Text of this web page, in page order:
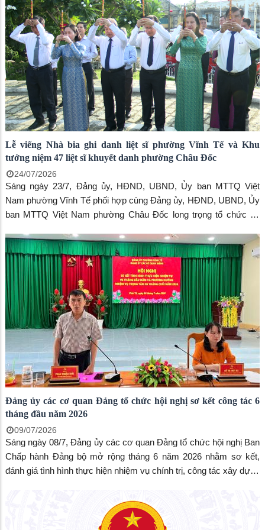
Lễ viếng Nhà bia ghi danh liệt sĩ phường Vĩnh Tế và Khu
tưởng niệm 47 liệt sĩ khuyết danh phường Châu Đốc
24/07/2026
Sáng ngày 23/7, Đảng ủy, HĐND, UBND, Ủy ban MTTQ Việt
Nam phường Vĩnh Tế phối hợp cùng Đảng ủy, HĐND, UBND, Ủy
ban MTTQ Việt Nam phường Châu Đốc long trọng tổ chức Lễ
47 liệt sĩ khuyết danh phường Châu Đốc, nhân kỷ niệm 79 năm
Ngày Thương binh - Liệt sĩ (27/7/1947 - 27/7/2026).
Đảng ủy các cơ quan Đảng tổ chức hội nghị sơ kết công tác 6
tháng đầu năm 2026
09/07/2026
Sáng ngày 08/7, Đảng ủy các cơ quan Đảng tổ chức hội nghị Ban
Chấp hành Đảng bộ mở rộng tháng 6 năm 2026 nhằm sơ kết,
đánh giá tình hình thực hiện nhiệm vụ chính trị, công tác xây dựng
Thái, phó Bí thư thường trực Đảng ủy phường.